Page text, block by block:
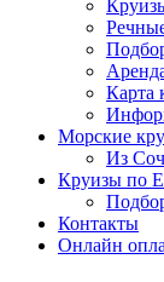
Карта
Морские
Из
Круизы по
Контакты
Онлайн